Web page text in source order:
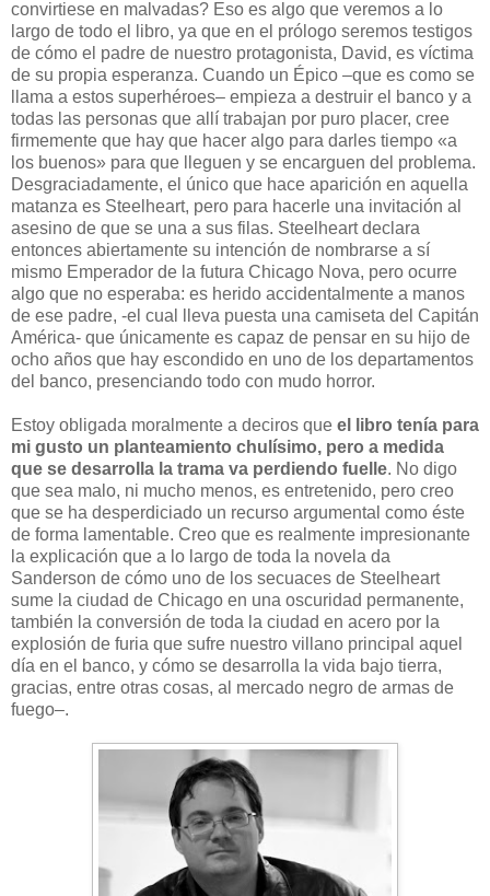
convirtiese en malvadas? Eso es algo que veremos a lo
largo de todo el libro, ya que en el prólogo seremos testigos
de cómo el padre de nuestro protagonista, David, es víctima
de su propia esperanza. Cuando un Épico –que es como se
llama a estos superhéroes– empieza a destruir el banco y a
todas las personas que allí trabajan por puro placer, cree
firmemente que hay que hacer algo para darles tiempo «a
los buenos» para que lleguen y se encarguen del problema.
Desgraciadamente, el único que hace aparición en aquella
matanza es Steelheart, pero para hacerle una invitación al
asesino de que se una a sus filas. Steelheart declara
entonces abiertamente su intención de nombrarse a sí
mismo Emperador de la futura Chicago Nova, pero ocurre
algo que no esperaba: es herido accidentalmente a manos
de ese padre, -el cual lleva puesta una camiseta del Capitán
América- que únicamente es capaz de pensar en su hijo de
ocho años que hay escondido en uno de los departamentos
del banco, presenciando todo con mudo horror.
Estoy obligada moralmente a deciros que el libro tenía para
mi gusto un planteamiento chulísimo, pero a medida
que se desarrolla la trama va perdiendo fuelle. No digo
que sea malo, ni mucho menos, es entretenido, pero creo
que se ha desperdiciado un recurso argumental como éste
de forma lamentable. Creo que es realmente impresionante
la explicación que a lo largo de toda la novela da
Sanderson de cómo uno de los secuaces de Steelheart
sume la ciudad de Chicago en una oscuridad permanente,
también la conversión de toda la ciudad en acero por la
explosión de furia que sufre nuestro villano principal aquel
día en el banco, y cómo se desarrolla la vida bajo tierra,
gracias, entre otras cosas, al mercado negro de armas de
fuego–.